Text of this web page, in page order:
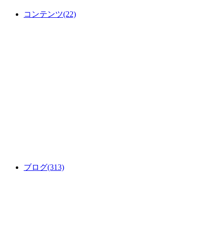
コンテンツ(22)
ブログ(313)